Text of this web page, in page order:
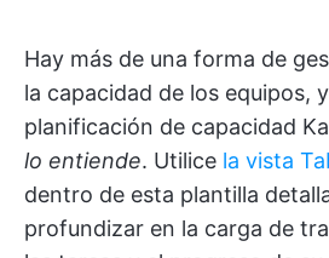
Hay más de una forma de
la capacidad de los equipos,
planificación de capacidad
lo entiende. Utilice la vista
dentro de esta plantilla
profundizar en la carga de